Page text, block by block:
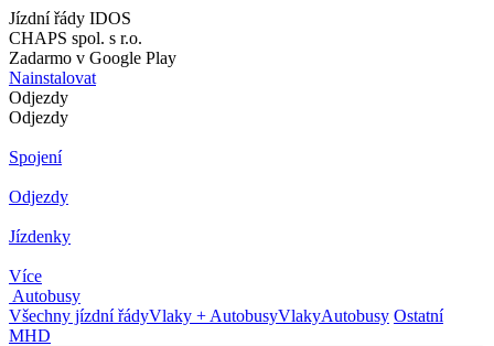
Jízdní řády IDOS
CHAPS spol. s r.o.
Zadarmo v Google Play
Nainstalovat
Odjezdy
Odjezdy
Spojení
Odjezdy
Jízdenky
Více
Autobusy
Všechny jízdní řádyVlaky + AutobusyVlakyAutobusy Ostatní
MHD